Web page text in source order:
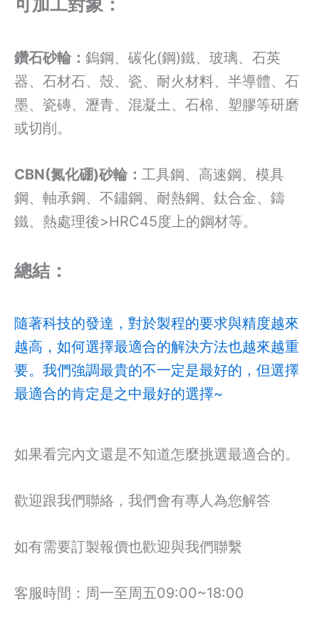
可加工對象：
鑽石砂輪： 鎢鋼、碳化(鋼)鐵、玻璃、石英
器、石材石、殼、瓷、耐火材料、半導體、石
墨、瓷磚、瀝青、混凝土、石棉、塑膠等研磨
或切削。
CBN(氮化硼)砂輪： 工具鋼、高速鋼、模具
鋼、軸承鋼、不鏽鋼、耐熱鋼、鈦合金、鑄
鐵、熱處理後>HRC45度上的鋼材等。
總結：
隨著科技的發達，對於製程的要求與精度越來
越高，如何選擇最適合的解決方法也越來越重
要。我們強調最貴的不一定是最好的，但選擇
最適合的肯定是之中最好的選擇~
如果看完內文還是不知道怎麼挑選最適合的。
歡迎跟我們聯絡，我們會有專人為您解答
如有需要訂製報價也歡迎與我們聯繫
客服時間：周一至周五09:00~18:00